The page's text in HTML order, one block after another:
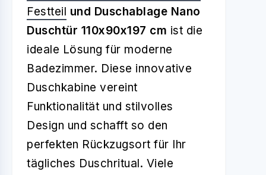
Festteil und Duschablage Nano
Duschtür 110x90x197 cm ist die
ideale Lösung für moderne
Badezimmer. Diese innovative
Duschkabine vereint
Funktionalität und stilvolles
Design und schafft so den
perfekten Rückzugsort für Ihr
tägliches Duschritual. Viele